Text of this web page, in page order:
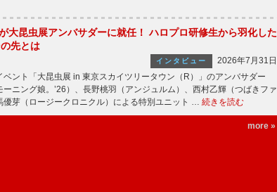
大昆虫展アンバサダーに就任！ ハロプロ研修生から羽化した
先とは
インタビュー
2026年7月31日
ント「大昆虫展 in 東京スカイツリータウン（R）」のアンバサダー
ーニング娘。’26）、長野桃羽（アンジュルム）、西村乙輝（つばきファ
優芽（ロージークロニクル）による特別ユニット … 続きを読む
more »